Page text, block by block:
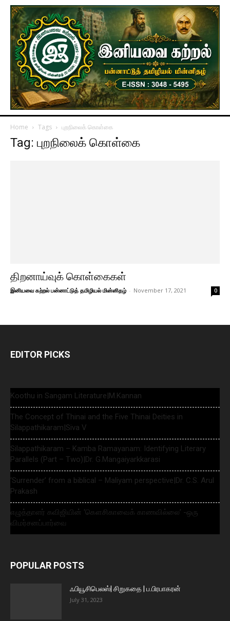
Home Tags புறநிலைக் கொள்கை
Tag: புறநிலைக் கொள்கை
திறனாய்வுக் கொள்கைகள்
இனியவை கற்றல் பன்னாட்டுத் தமிழியல் மின்னிதழ் - November 17, 2021 0
EDITOR PICKS
Koothu in Sangam Literature|M.Kannan
The Concept of Thinai and the Five Thinai Deities in
Silappathikaram|Siva V
Silappathikaram – Kamba Ramayanam: Identifying Literary
Parallels (Part – Two)|Dr. G.Mangaiyarkkarasi
‘Surrender’ from a biblical – Maliyam perspective|Dr. C.S. Arul
Prakash
எழுத்தாளர் கவிஜியின் ‘கௌசிகாவைக் காணவில்லை’ -ஒரு
விமர்சனப்பார்வை
POPULAR POSTS
ஃபியூசிபெலஸ்| சிறுகதை | ப.பிரபாகரன்
July 31, 2023